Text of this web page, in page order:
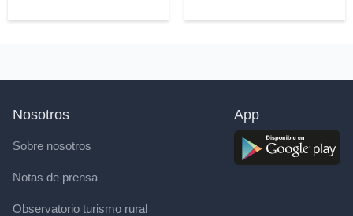
Nosotros
Sobre nosotros
Notas de prensa
Observatorio turismo rural
App